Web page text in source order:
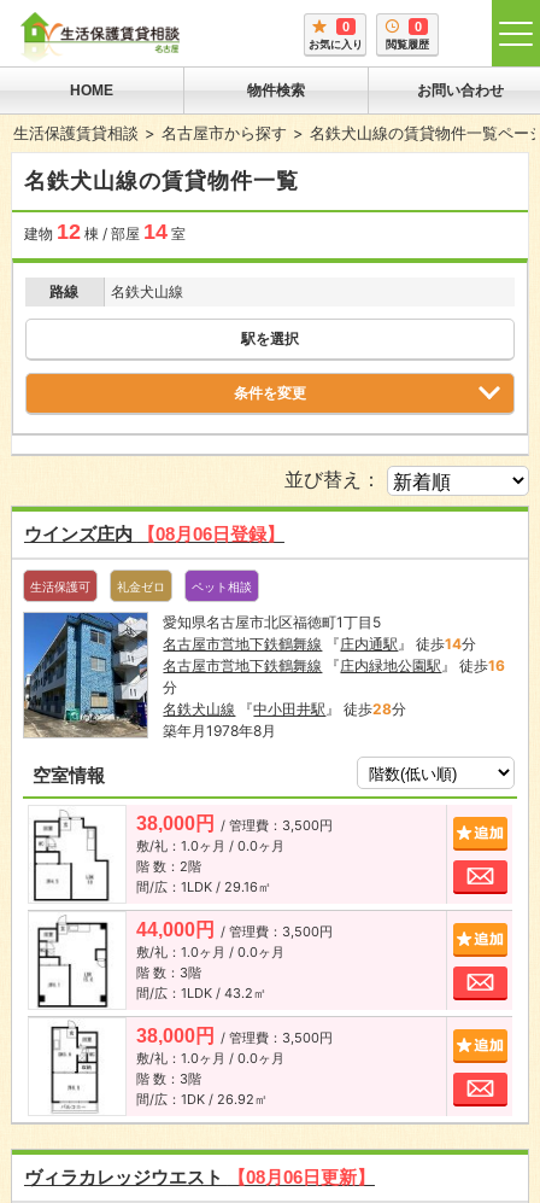
0
お気に入り
0
閲覧履歴
HOME 物件検索 お問い合わせ
生活保護賃貸相談 名古屋市から探す 名鉄犬山線の賃貸物件一覧ペー
名鉄犬山線の賃貸物件一覧
建物 12棟 / 部屋 14室
路線 名鉄犬山線
駅を選択
条件を変更
並び替え：
ウインズ庄内 【08月06日登録】
生活保護可 礼金ゼロ ペット相談
愛知県名古屋市北区福徳町1丁目5
名古屋市営地下鉄鶴舞線 『庄内通駅』 徒歩14分
名古屋市営地下鉄鶴舞線 『庄内緑地公園駅』 徒歩16
分
名鉄犬山線 『中小田井駅』 徒歩28分
築年月1978年8月
空室情報
38,000円 / 管理費：3,500円
敷/礼：1.0ヶ月 / 0.0ヶ月
階 数：2階
間/広：1LDK / 29.16㎡
お
44,000円 / 管理費：3,500円
敷/礼：1.0ヶ月 / 0.0ヶ月
階 数：3階
間/広：1LDK / 43.2㎡
お
38,000円 / 管理費：3,500円
敷/礼：1.0ヶ月 / 0.0ヶ月
階 数：3階
間/広：1DK / 26.92㎡
お
ヴィラカレッジウエスト 【08月06日更新】